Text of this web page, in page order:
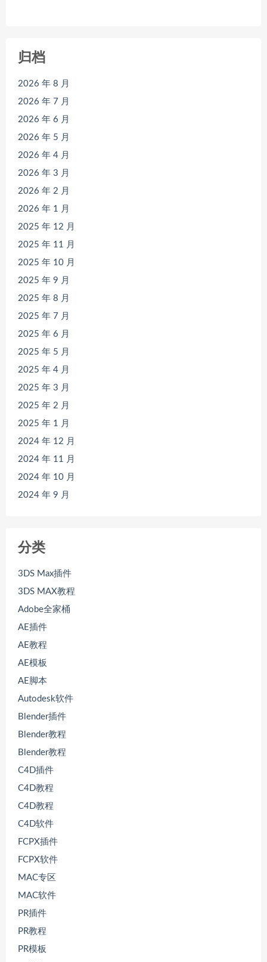
归档
2026 年 8 月
2026 年 7 月
2026 年 6 月
2026 年 5 月
2026 年 4 月
2026 年 3 月
2026 年 2 月
2026 年 1 月
2025 年 12 月
2025 年 11 月
2025 年 10 月
2025 年 9 月
2025 年 8 月
2025 年 7 月
2025 年 6 月
2025 年 5 月
2025 年 4 月
2025 年 3 月
2025 年 2 月
2025 年 1 月
2024 年 12 月
2024 年 11 月
2024 年 10 月
2024 年 9 月
分类
3DS Max插件
3DS MAX教程
Adobe全家桶
AE插件
AE教程
AE模板
AE脚本
Autodesk软件
Blender插件
Blender教程
Blender教程
C4D插件
C4D教程
C4D教程
C4D软件
FCPX插件
FCPX软件
MAC专区
MAC软件
PR插件
PR教程
PR模板